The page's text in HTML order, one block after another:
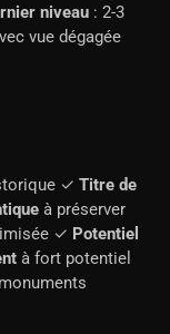
niveau : 2-3
vue dégagée
✓ Titre de
à préserver
✓ Potentiel
à fort potentiel